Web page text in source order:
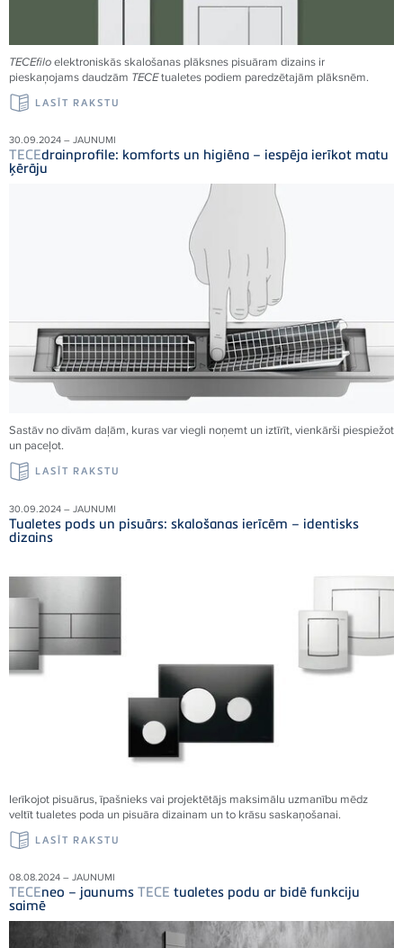
TECEfiloelektroniskās skalošanas plāksnes pisuāram dizains ir
pieskaņojams daudzām TECEtualetes podiem paredzētajām plāksnēm.
LASĪT RAKSTU
30.09.2024 – JAUNUMI
TECEdrainprofile: komforts un higiēna – iespēja ierīkot matu
ķērāju
Sastāv no divām daļām, kuras var viegli noņemt un iztīrīt, vienkārši piespiežot
un paceļot.
LASĪT RAKSTU
30.09.2024 – JAUNUMI
Tualetes pods un pisuārs: skalošanas ierīcēm – identisks
dizains
Ierīkojot pisuārus, īpašnieks vai projektētājs maksimālu uzmanību mēdz
veltīt tualetes poda un pisuāra dizainam un to krāsu saskaņošanai.
LASĪT RAKSTU
08.08.2024 – JAUNUMI
TECEneo – jaunums TECE tualetes podu ar bidē funkciju
saimē